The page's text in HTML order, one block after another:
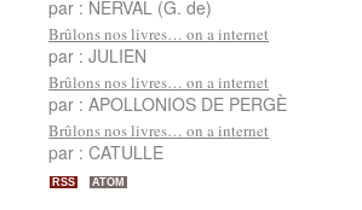
par : NERVAL (G. de)
Brûlons nos livres… on a internet
par : JULIEN
Brûlons nos livres… on a internet
par : APOLLONIOS DE PERGÈ
Brûlons nos livres… on a internet
par : CATULLE
RSS ATOM